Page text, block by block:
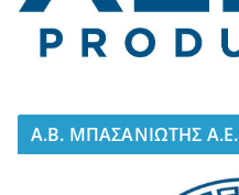
A.B. ΜΠΑΣΑΝΙΩΤΗΣ Α.Ε.